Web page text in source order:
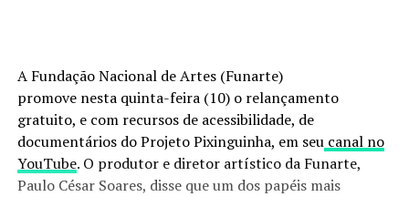
A Fundação Nacional de Artes (Funarte)
promove nesta quinta-feira (10) o relançamento
gratuito, e com recursos de acessibilidade, de
documentários do Projeto Pixinguinha, em seucanal no
YouTube. O produtor e diretor artístico da Funarte,
Paulo César Soares, disse que um dos papéis mais